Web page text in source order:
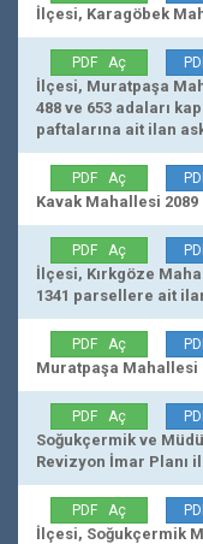
İlçesi, Karagöbek
PDF Aç
İlçesi, Muratpaşa
488 ve 653 adaları
paftalarına ait ilan
PDF Aç
Kavak Mahallesi
PDF Aç
İlçesi, Kırkgöze
1341 parsellere ait
PDF Aç
Muratpaşa Mahallesi
PDF Aç
Soğukçermik ve
Revizyon İmar Planı
PDF Aç
İlçesi, Soğukçermik